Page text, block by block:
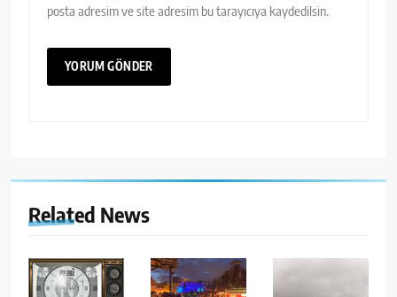
posta adresim ve site adresim bu tarayıcıya kaydedilsin.
Related News